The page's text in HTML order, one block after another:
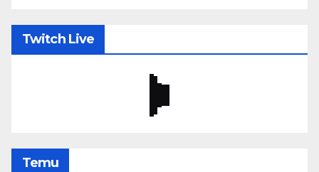
Twitch Live
Temu